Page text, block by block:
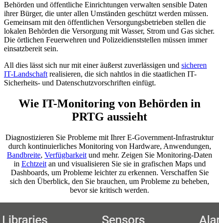
Behörden und öffentliche Einrichtungen verwalten sensible Daten
ihrer Bürger, die unter allen Umständen geschützt werden müssen.
Gemeinsam mit den öffentlichen Versorgungsbetrieben stellen die
lokalen Behörden die Versorgung mit Wasser, Strom und Gas sicher.
Die örtlichen Feuerwehren und Polizeidienststellen müssen immer
einsatzbereit sein.
All dies lässt sich nur mit einer äußerst zuverlässigen und sicheren
IT-Landschaft realisieren, die sich nahtlos in die staatlichen IT-
Sicherheits- und Datenschutzvorschriften einfügt.
Wie IT-Monitoring von Behörden in
PRTG aussieht
Diagnostizieren Sie Probleme mit Ihrer E-Government-Infrastruktur
durch kontinuierliches Monitoring von Hardware, Anwendungen,
Bandbreite, Verfügbarkeit und mehr. Zeigen Sie Monitoring-Daten
in Echtzeitan und visualisieren Sie sie in grafischen Maps und
Dashboards, um Probleme leichter zu erkennen. Verschaffen Sie
sich den Überblick, den Sie brauchen, um Probleme zu beheben,
bevor sie kritisch werden.